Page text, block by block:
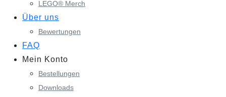
LEGO® Merch
Über uns
Bewertungen
FAQ
Mein Konto
Bestellungen
Downloads